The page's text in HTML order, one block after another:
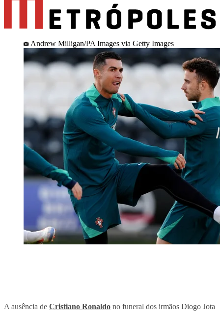
Andrew Milligan/PA Images via Getty Images
A ausência de Cristiano Ronaldo no funeral dos irmãos Diogo Jota